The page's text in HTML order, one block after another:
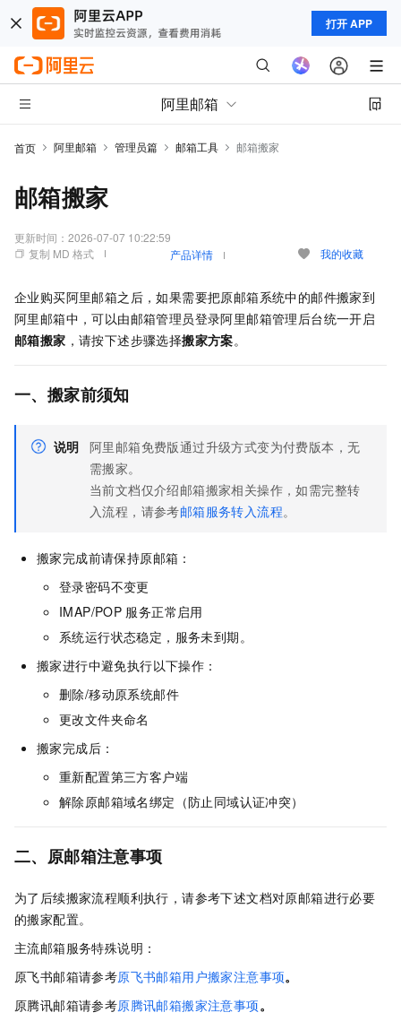
打开 APP
阿里邮箱
首页 阿里邮箱 管理员篇 邮箱工具 邮箱搬家
邮箱搬家
更新时间： 2026-07-07 10:22:59
复制 MD 格式
产品详情 我的收藏
企业购买阿里邮箱之后，如果需要把原邮箱系统中的邮件搬家到
阿里邮箱中，可以由邮箱管理员登录阿里邮箱管理后台统一开启
邮箱搬家 ，请按下述步骤选择搬家方案。
一、搬家前须知
说明 阿里邮箱免费版通过升级方式变为付费版本，无
需搬家。
当前文档仅介绍邮箱搬家相关操作，如需完整转
入流程，请参考邮箱服务转入流程。
搬家完成前请保持原邮箱：
登录密码不变更
IMAP/POP 服务正常启用
系统运行状态稳定，服务未到期。
搬家进行中避免执行以下操作：
删除/移动原系统邮件
更改文件夹命名
搬家完成后：
重新配置第三方客户端
解除原邮箱域名绑定（防止同域认证冲突）
二、原邮箱注意事项
为了后续搬家流程顺利执行，请参考下述文档对原邮箱进行必要
的搬家配置。
主流邮箱服务特殊说明：
原飞书邮箱请参考原飞书邮箱用户搬家注意事项。
原腾讯邮箱请参考原腾讯邮箱搬家注意事项。